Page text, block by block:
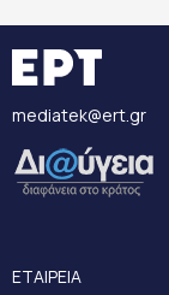
mediatek@ert.gr
ΕΤΑΙΡΕΙΑ